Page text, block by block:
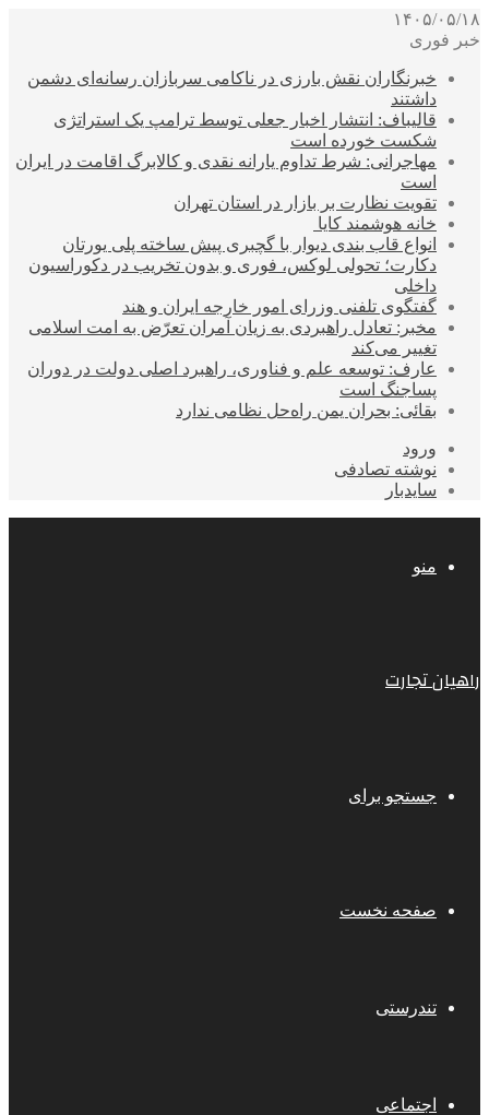
۱۴۰۵/۰۵/۱۸
خبر فوری
خبرنگاران نقش بارزی در ناکامی سربازان رسانه‌ای دشمن
داشتند
قالیباف: انتشار اخبار جعلی توسط ترامپ یک استراتژی
شکست خورده است
مهاجرانی: شرط تداوم یارانه نقدی و کالابرگ اقامت در ایران
است
تقویت نظارت بر بازار در استان تهران
خانه هوشمند کایا
انواع قاب بندی دیوار با گچبری پیش ساخته پلی یورتان
دکارت؛ تحولی لوکس، فوری و بدون تخریب در دکوراسیون
داخلی
گفتگوی تلفنی وزرای امور خارجه ایران و هند
مخبر: تعادل راهبردی به زیان آمران تعرّض به امت اسلامی
تغییر می‌کند
عارف: توسعه علم و فناوری، راهبرد اصلی دولت در دوران
پساجنگ است
بقائی: بحران یمن راه‌حل نظامی ندارد
ورود
نوشته تصادفی
سایدبار
منو
راهیان تجارت
جستجو برای
صفحه نخست
تندرستی
اجتماعی